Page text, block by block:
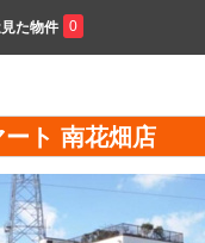
た物件 0
ト 南花畑店